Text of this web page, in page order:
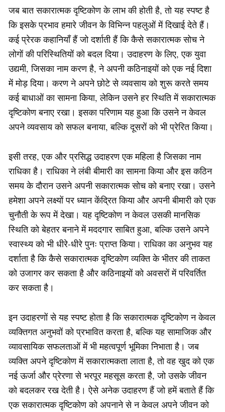
जब बात सकारात्मक दृष्टिकोण के लाभ की होती है, तो यह स्पष्ट है
कि इसके प्रभाव हमारे जीवन के विभिन्न पहलुओं में दिखाई देते हैं।
कई प्रेरक कहानियाँ हैं जो दर्शाती हैं कि कैसे सकारात्मक सोच ने
लोगों की परिस्थितियों को बदल दिया। उदाहरण के लिए, एक युवा
उद्यमी, जिसका नाम करण है, ने अपनी कठिनाइयों को एक नई दिशा
में मोड़ दिया। करण ने अपने छोटे से व्यवसाय को शुरू करते समय
कई बाधाओं का सामना किया, लेकिन उसने हर स्थिति में सकारात्मक
दृष्टिकोण बनाए रखा। इसका परिणाम यह हुआ कि उसने न केवल
अपने व्यवसाय को सफल बनाया, बल्कि दूसरों को भी प्रेरित किया।
इसी तरह, एक और प्रसिद्ध उदाहरण एक महिला है जिसका नाम
राधिका है। राधिका ने लंबी बीमारी का सामना किया और इस कठिन
समय के दौरान उसने अपनी सकारात्मक सोच को बनाए रखा। उसने
हमेशा अपने लक्ष्यों पर ध्यान केंद्रित किया और अपनी बीमारी को एक
चुनौती के रूप में देखा। यह दृष्टिकोण न केवल उसकी मानसिक
स्थिति को बेहतर बनाने में मददगार साबित हुआ, बल्कि उसने अपने
स्वास्थ्य को भी धीरे-धीरे पुनः प्राप्त किया। राधिका का अनुभव यह
दर्शाता है कि कैसे सकारात्मक दृष्टिकोण व्यक्ति के भीतर की ताकत
को उजागर कर सकता है और कठिनाइयों को अवसरों में परिवर्तित
कर सकता है।
इन उदाहरणों से यह स्पष्ट होता है कि सकारात्मक दृष्टिकोण न केवल
व्यक्तिगत अनुभवों को प्रभावित करता है, बल्कि यह सामाजिक और
व्यावसायिक सफलताओं में भी महत्वपूर्ण भूमिका निभाता है। जब
व्यक्ति अपने दृष्टिकोण में सकारात्मकता लाता है, तो वह खुद को एक
नई ऊर्जा और प्रेरणा से भरपूर महसूस करता है, जो उसके जीवन
को बदलकर रख देती है। ऐसे अनेक उदाहरण हैं जो हमें बताते हैं कि
एक सकारात्मक दृष्टिकोण को अपनाने से न केवल अपने जीवन को